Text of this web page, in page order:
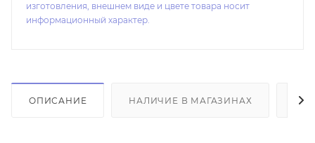
изготовления, внешнем виде и цвете товара носит
информационный характер.
ОПИСАНИЕ НАЛИЧИЕ В МАГАЗИНАХ